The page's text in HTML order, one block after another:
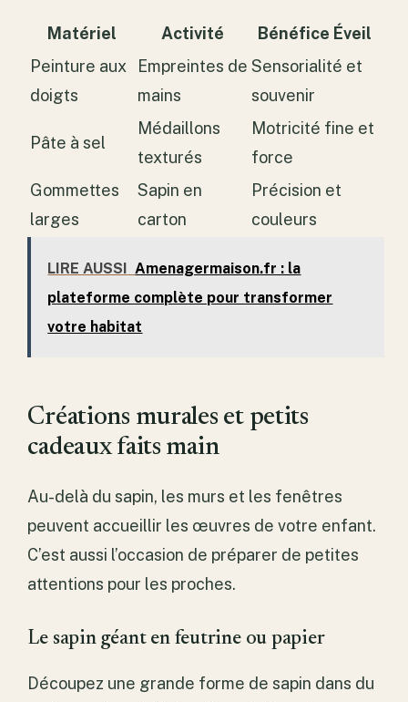
Matériel Activité
Bénéfice Éveil
Peinture aux
doigts
Empreintes de
mains
Sensorialité et
souvenir
Pâte à sel
Médaillons
texturés
Motricité fine et
force
Gommettes
larges
Sapin en
carton
Précision et
couleurs
LIRE AUSSI Amenagermaison.fr : la
plateforme complète pour transformer
votre habitat
Créations murales et petits
cadeaux faits main
Au-delà du sapin, les murs et les fenêtres
peuvent accueillir les œuvres de votre enfant.
C’est aussi l’occasion de préparer de petites
attentions pour les proches.
Le sapin géant en feutrine ou papier
Découpez une grande forme de sapin dans du